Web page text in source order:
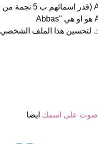
لتحسين هذا الملف الشخصي
صوت على اسمك ايضا